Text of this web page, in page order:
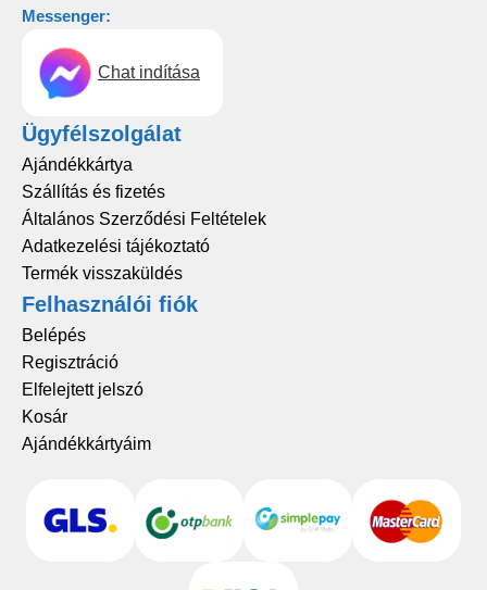
Messenger:
Chat indítása
Ügyfélszolgálat
Ajándékkártya
Szállítás és fizetés
Általános Szerződési Feltételek
Adatkezelési tájékoztató
Termék visszaküldés
Felhasználói fiók
Belépés
Regisztráció
Elfelejtett jelszó
Kosár
Ajándékkártyáim